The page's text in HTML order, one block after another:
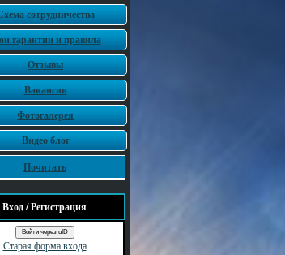
сотрудничества
гарантии и правила
Отзывы
Вакансии
Фотогалерея
Видео блог
Почитать
Вход / Регистрация
Войти через uID
Старая форма входа